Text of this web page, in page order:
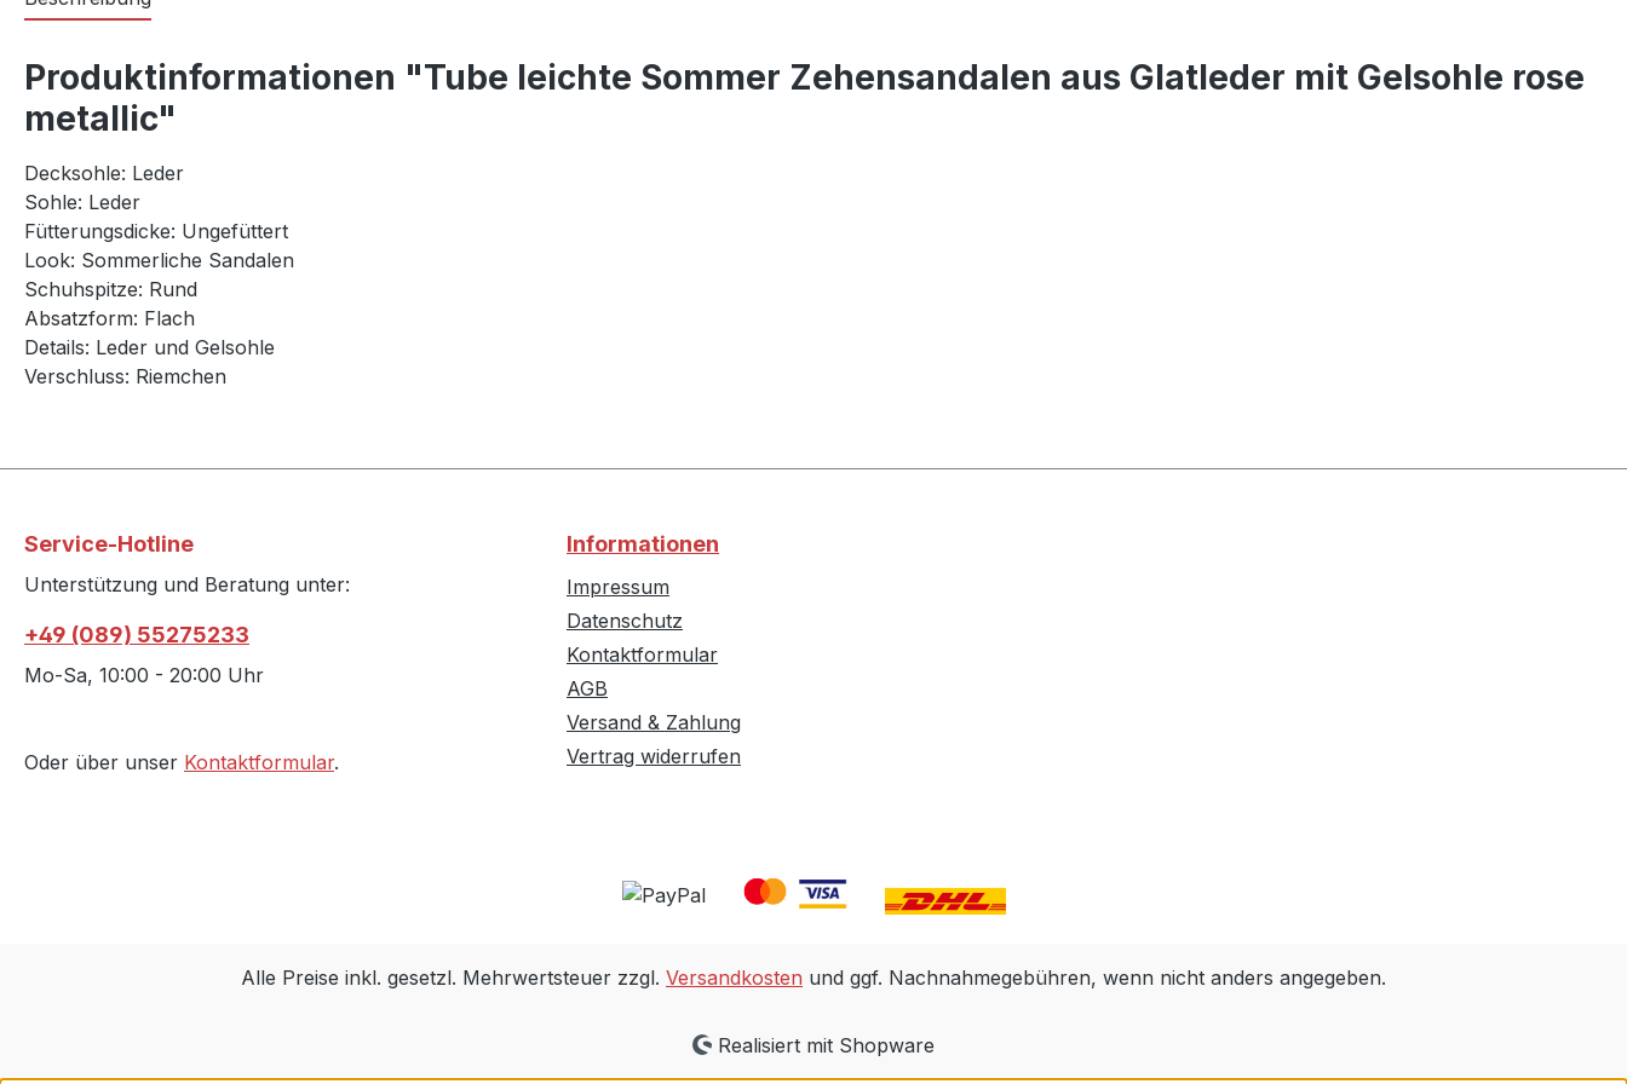
Produktinformationen "Tube leichte Sommer Zehensandalen aus Glatleder mit Gelsohle rose
metallic"
Decksohle: Leder
Sohle: Leder
Fütterungsdicke: Ungefüttert
Look: Sommerliche Sandalen
Schuhspitze: Rund
Absatzform: Flach
Details: Leder und Gelsohle
Verschluss: Riemchen
Service-Hotline
Unterstützung und Beratung unter:
+49 (089) 55275233
Mo-Sa, 10:00 - 20:00 Uhr
Oder über unser Kontaktformular.
Informationen
Impressum
Datenschutz
Kontaktformular
AGB
Versand & Zahlung
Vertrag widerrufen
Alle Preise inkl. gesetzl. Mehrwertsteuer zzgl. Versandkosten und ggf. Nachnahmegebühren, wenn nicht anders angegeben.
Realisiert mit Shopware